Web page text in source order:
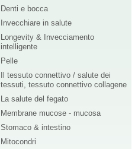
Denti e bocca
Invecchiare in salute
Longevity & Invecciamento
intelligente
Pelle
Il tessuto connettivo / salute dei
tessuti, tessuto connettivo collagene
La salute del fegato
Membrane mucose - mucosa
Stomaco & intestino
Mitocondri